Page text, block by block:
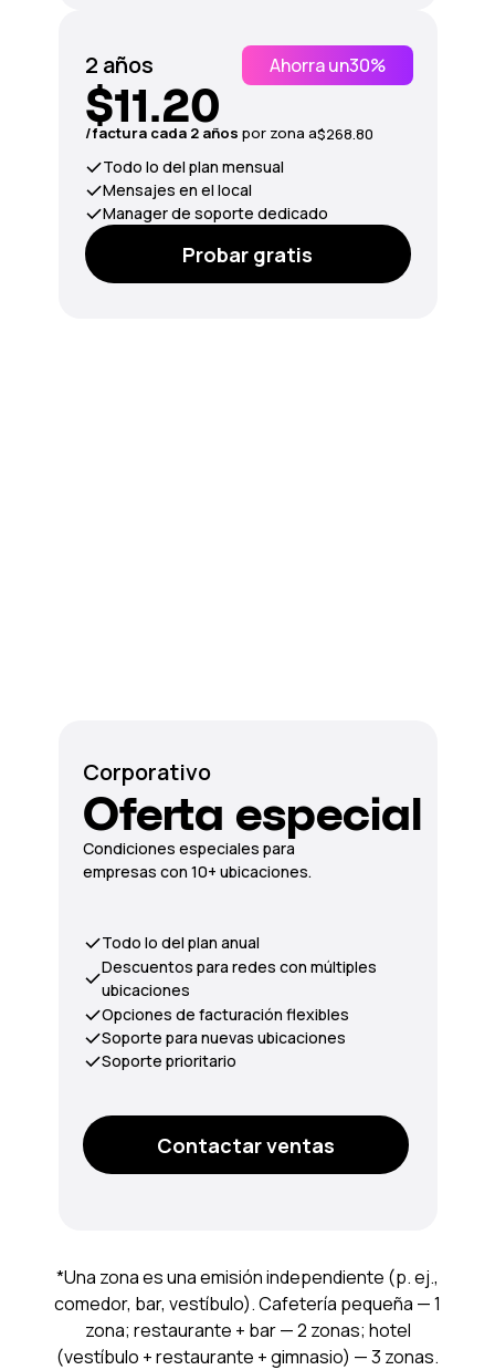
2 años Ahorra un30%
$11.20
/factura cada 2 años por zona a$268.80
Todo lo del plan mensual
Mensajes en el local
Manager de soporte dedicado
Probar gratis
*Una zona es una emisión independiente (p. ej.,
comedor, bar, vestíbulo). Cafetería pequeña — 1
zona; restaurante + bar — 2 zonas; hotel
(vestíbulo + restaurante + gimnasio) — 3 zonas.
Corporativo
Oferta especial
Condiciones especiales para
empresas con 10+ ubicaciones.
Contactar ventas
Todo lo del plan anual
Descuentos para redes con múltiples
ubicaciones
Opciones de facturación flexibles
Soporte para nuevas ubicaciones
Soporte prioritario